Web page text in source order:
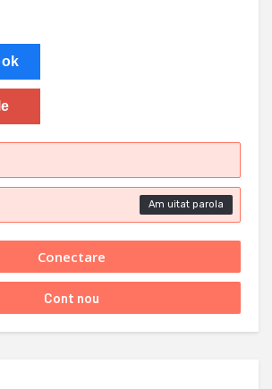
Am uitat parola